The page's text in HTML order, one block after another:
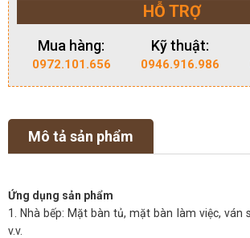
HỖ TRỢ
Mua hàng:
0972.101.656
Kỹ thuật:
0946.916.986
Mô tả sản phẩm
Ứng dụng sản phẩm
1. Nhà bếp: Mặt bàn tủ, mặt bàn làm việc, ván
v.v.